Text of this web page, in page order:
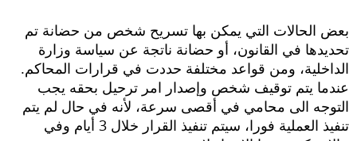
بعض الحالات التي يمكن بها تسريح شخص من حضانة تم
تحديدها في القانون، أو حضانة ناتجة عن سياسة وزارة
الداخلية، ومن قواعد مختلفة حددت في قرارات المحاكم.
عندما يتم توقيف شخص وإصدار امر ترحيل بحقه يجب
التوجه الى محامي في أقصى سرعة، لأنه في حال لم يتم
تنفيذ العملية فورا، سيتم تنفيذ القرار خلال 3 أيام وفي